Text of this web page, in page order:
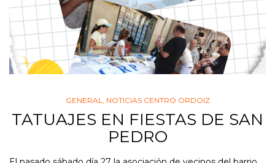
GENERAL, NOTICIAS CENTRO ORDOIZ
TATUAJES EN FIESTAS DE SAN
PEDRO